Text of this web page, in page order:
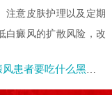
注意皮肤护理以及定期
白癜风的扩散风险，改
要吃什么黑色的食物